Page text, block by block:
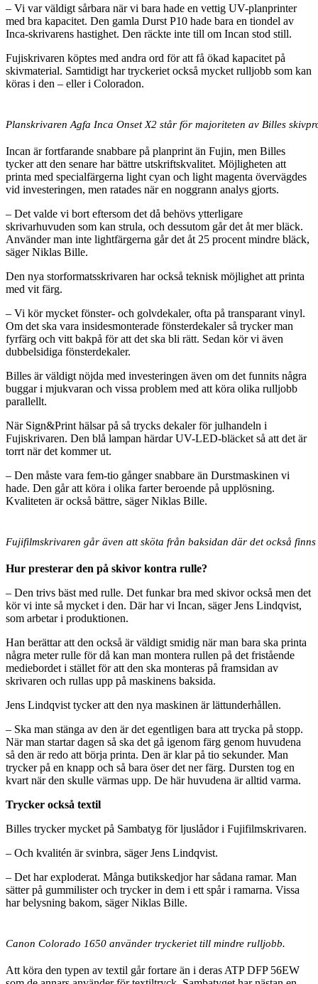
– Vi var väldigt sårbara när vi bara hade en vettig UV-planprinter
med bra kapacitet. Den gamla Durst P10 hade bara en tiondel av
Inca-skrivarens hastighet. Den räckte inte till om Incan stod still.
Fujiskrivaren köptes med andra ord för att få ökad kapacitet på
skivmaterial. Samtidigt har tryckeriet också mycket rulljobb som kan
köras i den – eller i Coloradon.
Planskrivaren Agfa Inca Onset X2 står för majoriteten av Billes
Incan är fortfarande snabbare på planprint än Fujin, men Billes
tycker att den senare har bättre utskriftskvalitet. Möjligheten att
printa med specialfärgerna light cyan och light magenta övervägdes
vid investeringen, men ratades när en noggrann analys gjorts.
– Det valde vi bort eftersom det då behövs ytterligare
skrivarhuvuden som kan strula, och dessutom går det åt mer bläck.
Använder man inte lightfärgerna går det åt 25 procent mindre bläck,
säger Niklas Bille.
Den nya storformatsskrivaren har också teknisk möjlighet att printa
med vit färg.
– Vi kör mycket fönster- och golvdekaler, ofta på transparant vinyl.
Om det ska vara insidesmonterade fönsterdekaler så trycker man
fyrfärg och vitt bakpå för att det ska bli rätt. Sedan kör vi även
dubbelsidiga fönsterdekaler.
Billes är väldigt nöjda med investeringen även om det funnits några
buggar i mjukvaran och vissa problem med att köra olika rulljobb
parallellt.
När Sign&Print hälsar på så trycks dekaler för julhandeln i
Fujiskrivaren. Den blå lampan härdar UV-LED-bläcket så att det är
torrt när det kommer ut.
– Den måste vara fem-tio gånger snabbare än Durstmaskinen vi
hade. Den går att köra i olika farter beroende på upplösning.
Kvaliteten är också bättre, säger Niklas Bille.
Fujifilmskrivaren går även att sköta från baksidan där det också finns
Hur presterar den på skivor kontra rulle?
– Den trivs bäst med rulle. Det funkar bra med skivor också men det
kör vi inte så mycket i den. Där har vi Incan, säger Jens Lindqvist,
som arbetar i produktionen.
Han berättar att den också är väldigt smidig när man bara ska printa
några meter rulle för då kan man montera rullen på det fristående
mediebordet i stället för att den ska monteras på framsidan av
skrivaren och rullas upp på maskinens baksida.
Jens Lindqvist tycker att den nya maskinen är lättunderhållen.
– Ska man stänga av den är det egentligen bara att trycka på stopp.
När man startar dagen så ska det gå igenom färg genom huvudena
så den är redo att börja printa. Den är klar på tio sekunder. Man
trycker på en knapp och så bara öser det ner färg. Dursten tog en
kvart när den skulle värmas upp. De här huvudena är alltid varma.
Trycker också textil
Billes trycker mycket på Sambatyg för ljuslådor i Fujifilmskrivaren.
– Och kvalitén är svinbra, säger Jens Lindqvist.
– Det har exploderat. Många butikskedjor har sådana ramar. Man
sätter på gummilister och trycker in dem i ett spår i ramarna. Vissa
har belysning bakom, säger Niklas Bille.
Canon Colorado 1650 använder tryckeriet till mindre rulljobb.
Att köra den typen av textil går fortare än i deras ATP DFP 56EW